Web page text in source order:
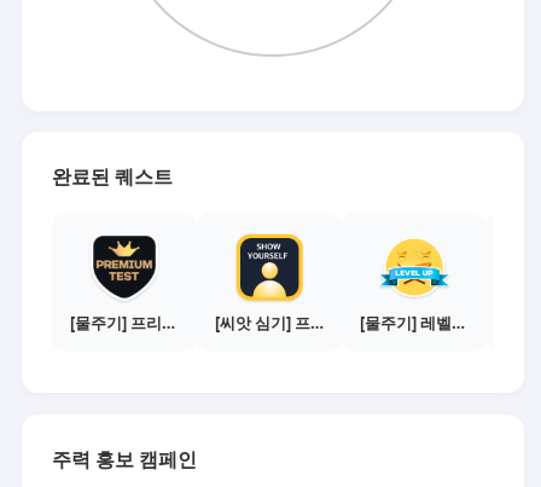
완료된 퀘스트
[물주기] 프리미엄 테스트 통과하기 [씨앗 심기] 프로필 사진 등록하기 [물주기] 레벨업하기 - 플래티넘
주력 홍보 캠페인